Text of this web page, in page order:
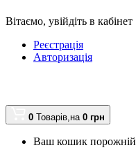
Вітаємо, увійдіть в кабінет
Реєстрація
Авторизація
0 Товарів,на 0 грн
Ваш кошик